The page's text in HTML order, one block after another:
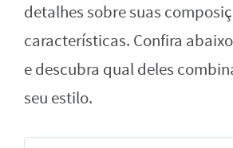
detalhes sobre suas
características. Confira
e descubra qual deles
seu estilo.